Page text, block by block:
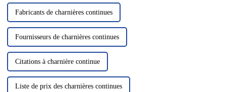
Fabricants de charnières continues
Fournisseurs de charnières continues
Citations à charnière continue
Liste de prix des charnières continues